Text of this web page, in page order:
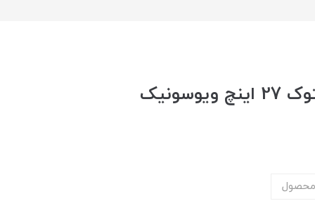
خرید و قیمت روز مانیتور استوک 27 اینچ ویوسونیک